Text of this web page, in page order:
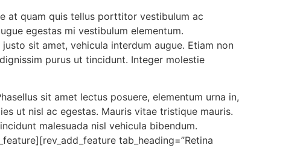
at quam quis tellus porttitor vestibulum ac
egestas mi vestibulum elementum.
sit amet, vehicula interdum augue. Etiam non
purus ut tincidunt. Integer molestie
sit amet lectus posuere, elementum urna in,
ut nisl ac egestas. Mauris vitae tristique mauris.
malesuada nisl vehicula bibendum.
tab_heading=”Retina